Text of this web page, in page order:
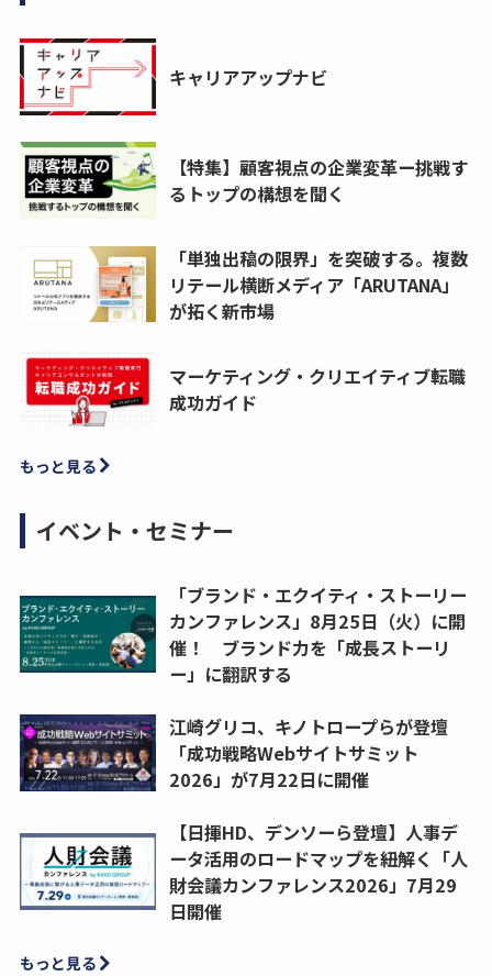
キャリアアップナビ
【特集】顧客視点の企業変革ー挑戦す
るトップの構想を聞く
「単独出稿の限界」を突破する。複数
リテール横断メディア「ARUTANA」
が拓く新市場
マーケティング・クリエイティブ転職
成功ガイド
もっと見る
イベント・セミナー
「ブランド・エクイティ・ストーリー
カンファレンス」8月25日（火）に開
催！ ブランド力を「成長ストーリ
ー」に翻訳する
江崎グリコ、キノトロープらが登壇
「成功戦略Webサイトサミット
2026」が7月22日に開催
【日揮HD、デンソーら登壇】人事デ
ータ活用のロードマップを紐解く「人
財会議カンファレンス2026」7月29
日開催
もっと見る